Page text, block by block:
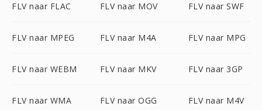
FLV naar FLAC FLV naar MOV FLV naar SWF
FLV naar MPEG FLV naar M4A FLV naar MPG
FLV naar WEBM FLV naar MKV FLV naar 3GP
FLV naar WMA FLV naar OGG FLV naar M4V